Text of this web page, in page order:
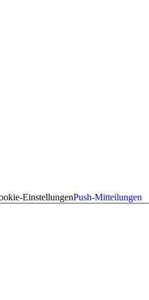
EinstellungenPush-Mitteilungen